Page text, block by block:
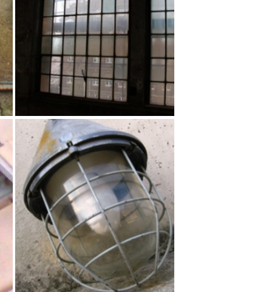
INDUSTRIEFENSTER
SCHMIEDEEISERN,
LOFTFENSTER,
FABRIKFENSTER,
HALLENFENSTER,
WERKSTATTFENSTER,
FENSTER, GEBRAUCHT
Eisen